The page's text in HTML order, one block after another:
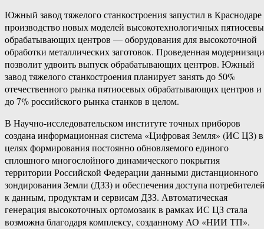
Южный завод тяжелого станкостроения запустил в Краснодаре
производство новых моделей высокотехнологичных
обрабатывающих центров — оборудования для высокоточной
обработки металлических заготовок. Проведенная
позволит удвоить выпуск обрабатывающих центров. Южный
завод тяжелого станкостроения планирует занять до 50%
отечественного рынка пятиосевых обрабатывающих центров и
до 7% российского рынка станков в целом.
В Научно-исследовательском институте точных приборов
создана информационная система «Цифровая Земля» (ИС ЦЗ) в
целях формирования постоянно обновляемого единого
сплошного многослойного динамического покрытия
территории Российской Федерации данными дистанционного
зондирования Земли (ДЗЗ) и обеспечения доступа
к данным, продуктам и сервисам ДЗЗ. Автоматическая
генерация высокоточных ортомозаик в рамках ИС ЦЗ стала
возможна благодаря комплексу, созданному АО «НИИ ТП».